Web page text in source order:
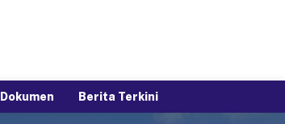
Dokumen Berita Terkini